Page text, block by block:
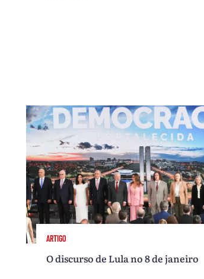
ARTIGO
O discurso de Lula no 8 de janeiro